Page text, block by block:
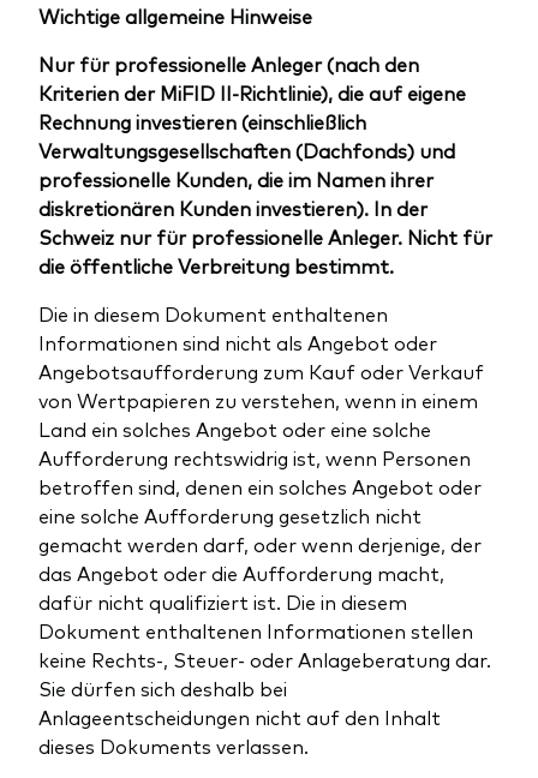
Wichtige allgemeine Hinweise
Nur für professionelle Anleger (nach den
Kriterien der MiFID II-Richtlinie), die auf eigene
Rechnung investieren (einschließlich
Verwaltungsgesellschaften (Dachfonds) und
professionelle Kunden, die im Namen ihrer
diskretionären Kunden investieren). In der
Schweiz nur für professionelle Anleger. Nicht für
die öffentliche Verbreitung bestimmt.
Die in diesem Dokument enthaltenen
Informationen sind nicht als Angebot oder
Angebotsaufforderung zum Kauf oder Verkauf
von Wertpapieren zu verstehen, wenn in einem
Land ein solches Angebot oder eine solche
Aufforderung rechtswidrig ist, wenn Personen
betroffen sind, denen ein solches Angebot oder
eine solche Aufforderung gesetzlich nicht
gemacht werden darf, oder wenn derjenige, der
das Angebot oder die Aufforderung macht,
dafür nicht qualifiziert ist. Die in diesem
Dokument enthaltenen Informationen stellen
keine Rechts-, Steuer- oder Anlageberatung dar.
Sie dürfen sich deshalb bei
Anlageentscheidungen nicht auf den Inhalt
dieses Dokuments verlassen.